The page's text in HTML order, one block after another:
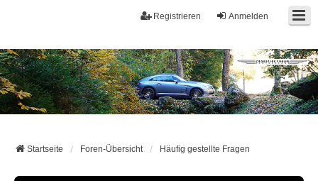
Anmelden
Registrieren
Startseite Foren-Übersicht Häufig gestellte Fragen